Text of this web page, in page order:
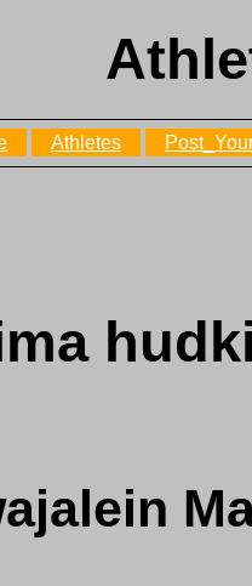
Athletes